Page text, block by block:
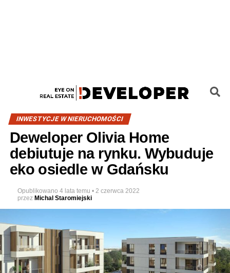
INWESTYCJE W NIERUCHOMOŚCI
Deweloper Olivia Home
debiutuje na rynku. Wybuduje
eko osiedle w Gdańsku
Opublikowano 4 lata temu • 2 czerwca 2022
przez Michal Staromiejski